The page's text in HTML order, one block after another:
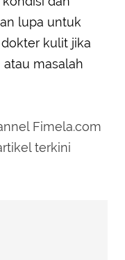
lupa untuk
kulit jika
masalah
Fimela.com
terkini